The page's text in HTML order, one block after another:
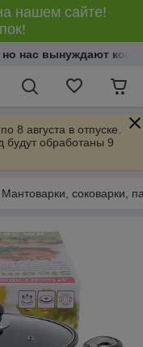
нашем сайте!
нас вынуждают
8 августа в отпуске.
будут обработаны 9
Мантоварки, соковарки,